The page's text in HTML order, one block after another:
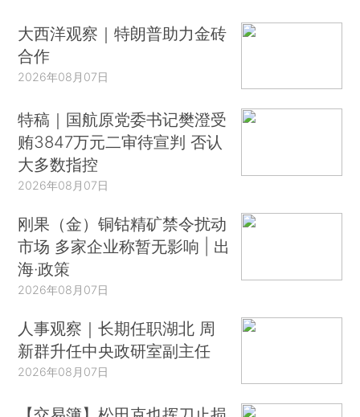
大西洋观察｜特朗普助力金砖
合作
2026年08月07日
特稿｜国航原党委书记樊澄受
贿3847万元二审待宣判 否认
大多数指控
2026年08月07日
刚果（金）铜钴精矿禁令扰动
市场 多家企业称暂无影响 | 出
海·政策
2026年08月07日
人事观察｜长期任职湖北 周
新群升任中央政研室副主任
2026年08月07日